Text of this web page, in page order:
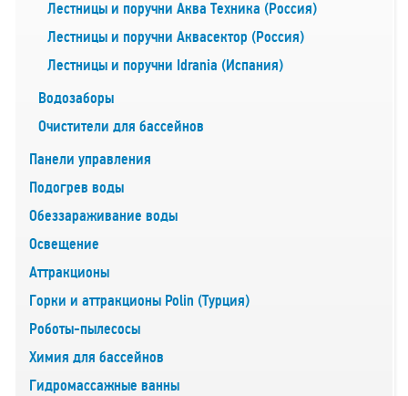
Лестницы и поручни Аква Техника (Россия)
Лестницы и поручни Аквасектор (Россия)
Лестницы и поручни Idrania (Испания)
Водозаборы
Очистители для бассейнов
Панели управления
Подогрев воды
Обеззараживание воды
Освещение
Аттракционы
Горки и аттракционы Polin (Турция)
Роботы-пылесосы
Химия для бассейнов
Гидромассажные ванны